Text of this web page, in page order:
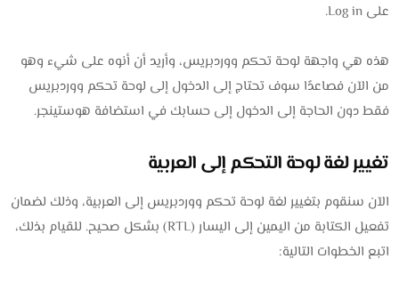
على Log in.
هذه هي واجهة لوحة تحكم ووردبريس، وأريد أن أنوه على شيء وهو
من الآن فصاعدًا سوف تحتاج إلى الدخول إلى لوحة تحكم ووردبريس
فقط دون الحاجة إلى الدخول إلى حسابك في استضافة هوستينجر.
تغيير لغة لوحة التحكم إلى العربية
الآن سنقوم بتغيير لغة لوحة تحكم ووردبريس إلى العربية، وذلك لضمان
تفعيل الكتابة من اليمين إلى اليسار (RTL) بشكل صحيح. للقيام بذلك،
اتبع الخطوات التالية: